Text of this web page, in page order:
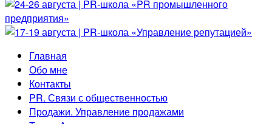
Главная
Обо мне
Контакты
PR. Связи с общественностью
Продажи. Управление продажами